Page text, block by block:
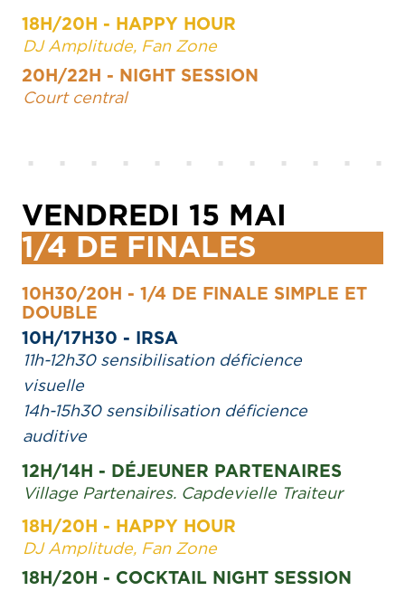
18H/20H - HAPPY HOUR
DJ Amplitude, Fan Zone
20H/22H - NIGHT SESSION
Court central
VENDREDI 15 MAI
1/4 DE FINALES
10H30/20H - 1/4 DE FINALE SIMPLE ET
DOUBLE
10H/17H30 - IRSA
11h-12h30 sensibilisation déficience
visuelle
14h-15h30 sensibilisation déficience
auditive
12H/14H - DÉJEUNER PARTENAIRES
Village Partenaires. Capdevielle Traiteur
18H/20H - HAPPY HOUR
DJ Amplitude, Fan Zone
18H/20H - COCKTAIL NIGHT SESSION